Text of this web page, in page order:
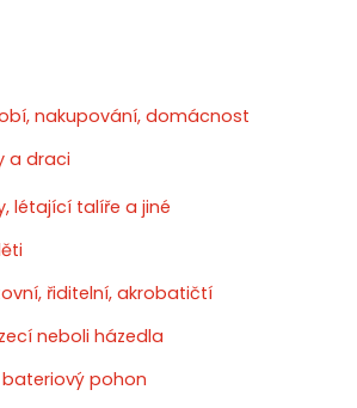
nakupování, domácnost
a draci
létající talíře a jiné
řiditelní, akrobatičtí
neboli házedla
pohon